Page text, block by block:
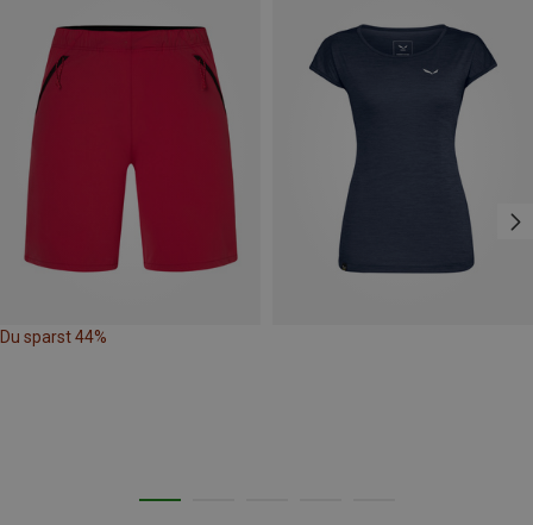
Du sparst 44%